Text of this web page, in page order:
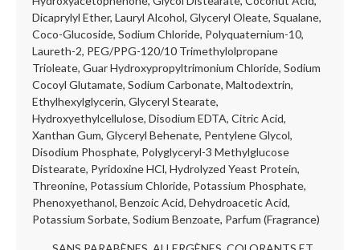
Dicaprylyl Ether, Lauryl Alcohol, Glyceryl Oleate, Squalane,
Coco-Glucoside, Sodium Chloride, Polyquaternium-10,
Laureth-2, PEG/PPG-120/10 Trimethylolpropane
Trioleate, Guar Hydroxypropyltrimonium Chloride, Sodium
Cocoyl Glutamate, Sodium Carbonate, Maltodextrin,
Ethylhexylglycerin, Glyceryl Stearate,
Hydroxyethylcellulose, Disodium EDTA, Citric Acid,
Xanthan Gum, Glyceryl Behenate, Pentylene Glycol,
Disodium Phosphate, Polyglyceryl-3 Methylglucose
Distearate, Pyridoxine HCl, Hydrolyzed Yeast Protein,
Threonine, Potassium Chloride, Potassium Phosphate,
Phenoxyethanol, Benzoic Acid, Dehydroacetic Acid,
Potassium Sorbate, Sodium Benzoate, Parfum (Fragrance)